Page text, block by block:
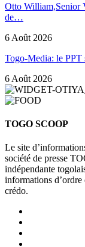
Otto William,Senior
de…
6 Août 2026
Togo-Media: le PPT
6 Août 2026
TOGO SCOOP
Le site
société de presse
indépendante
informations
crédo.